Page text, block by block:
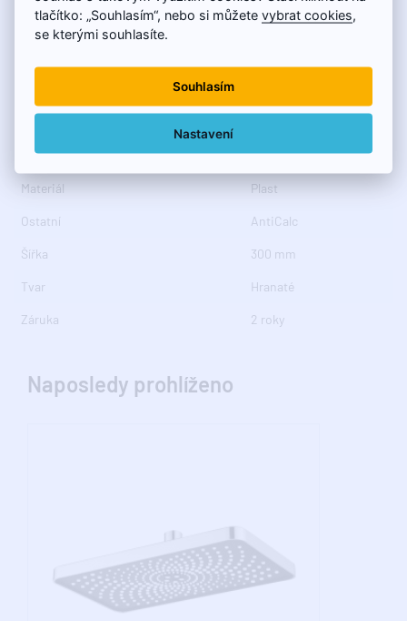
Barva Chrom
Instalace 1 cesta
Materiál Plast
Ostatní AntiCalc
Šířka 300 mm
Tvar Hranaté
Záruka 2 roky
Naposledy prohlíženo
tlačítko: „Souhlasím“, nebo si můžetevybrat cookies
se kterými souhlasíte.
Souhlasím
Nastavení